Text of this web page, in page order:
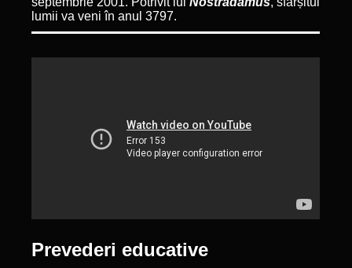
lumii va veni în anul 3797.
Prevederi educative